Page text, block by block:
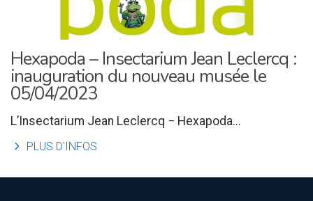
Hexapoda – Insectarium Jean Leclercq :
inauguration du nouveau musée le
05/04/2023
L’Insectarium Jean Leclercq − Hexapoda...
l PLUS D'INFOS